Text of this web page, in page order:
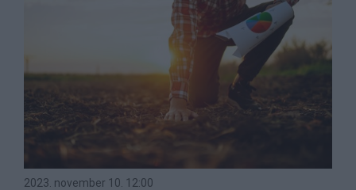
2023. november 10. 12:00